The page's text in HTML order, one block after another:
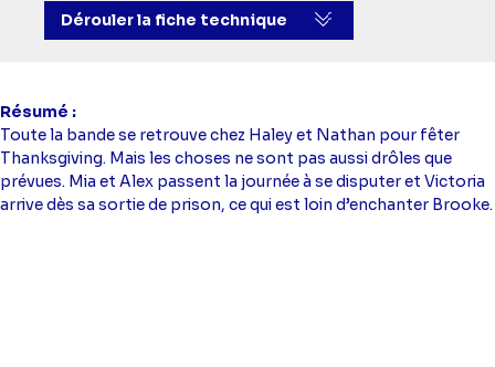
Scott),
Robert Buckley (Clay Evans),Shantel
Stephen Colletti
Dérouler la fiche technique
Résumé
Toute la bande se retrouve chez Haley et Nathan pour fêter
Thanksgiving. Mais les choses ne sont pas aussi drôles que
prévues. Mia et Alex passent la journée à se disputer et Victoria
arrive dès sa sortie de prison, ce qui est loin d’enchanter Brooke.